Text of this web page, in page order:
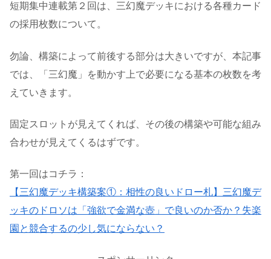
短期集中連載第２回は、三幻魔デッキにおける各種カード
の採用枚数について。
勿論、構築によって前後する部分は大きいですが、本記事
では、「三幻魔」を動かす上で必要になる基本の枚数を考
えていきます。
固定スロットが見えてくれば、その後の構築や可能な組み
合わせが見えてくるはずです。
第一回はコチラ：
【三幻魔デッキ構築案①：相性の良いドロー札】三幻魔デ
ッキのドロソは「強欲で金満な壺」で良いのか否か？失楽
園と競合するの少し気にならない？